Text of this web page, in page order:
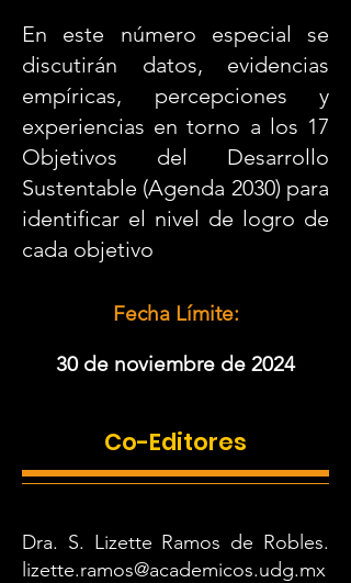
En este número especial se
discutirán datos, evidencias
empíricas, percepciones y
experiencias en torno a los 17
Objetivos del Desarrollo
Sustentable (Agenda 2030) para
identificar el nivel de logro de
cada objetivo
Fecha Límite:
30 de noviembre de 2024
Co-Editores
Dra. S. Lizette Ramos de Robles.
lizette.ramos@academicos.udg.mx